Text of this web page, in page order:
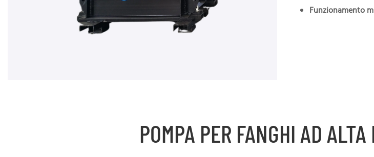
Funzionamento
POMPA PER FANGHI AD